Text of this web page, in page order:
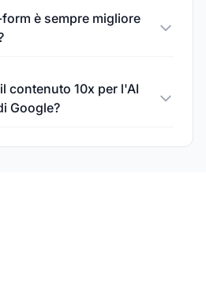
è sempre migliore
contenuto 10x per l'AI
Google?